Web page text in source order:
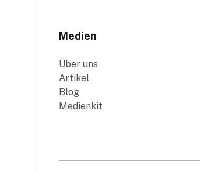
Medien
Über uns
Artikel
Blog
Medienkit